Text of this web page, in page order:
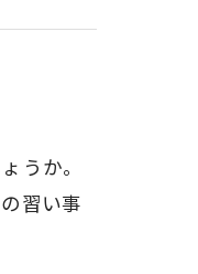
うか。
習い事